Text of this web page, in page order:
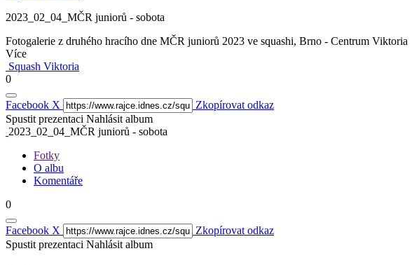
2023_02_04_MČR juniorů - sobota
Fotogalerie z druhého hracího dne MČR juniorů 2023 ve squashi, Brno - Centrum Viktoria
Více
Squash Viktoria
0
Facebook X
Zkopírovat odkaz
Spustit prezentaci Nahlásit album
2023_02_04_MČR juniorů - sobota
Fotky
O albu
Komentáře
0
Facebook X
Zkopírovat odkaz
Spustit prezentaci Nahlásit album